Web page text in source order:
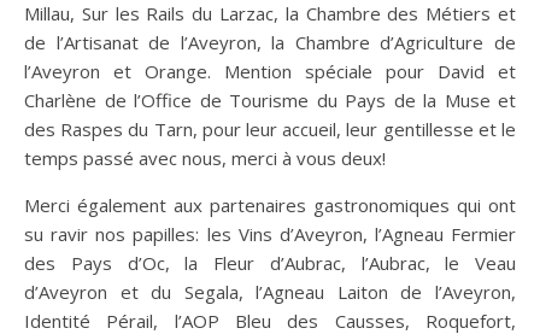
Millau, Sur les Rails du Larzac, la Chambre des Métiers et
de l’Artisanat de l’Aveyron, la Chambre d’Agriculture de
l’Aveyron et Orange. Mention spéciale pour David et
Charlène de l’Office de Tourisme du Pays de la Muse et
des Raspes du Tarn, pour leur accueil, leur gentillesse et le
temps passé avec nous, merci à vous deux!
Merci également aux partenaires gastronomiques qui ont
su ravir nos papilles: les Vins d’Aveyron, l’Agneau Fermier
des Pays d’Oc, la Fleur d’Aubrac, l’Aubrac, le Veau
d’Aveyron et du Segala, l’Agneau Laiton de l’Aveyron,
Identité Pérail, l’AOP Bleu des Causses, Roquefort,